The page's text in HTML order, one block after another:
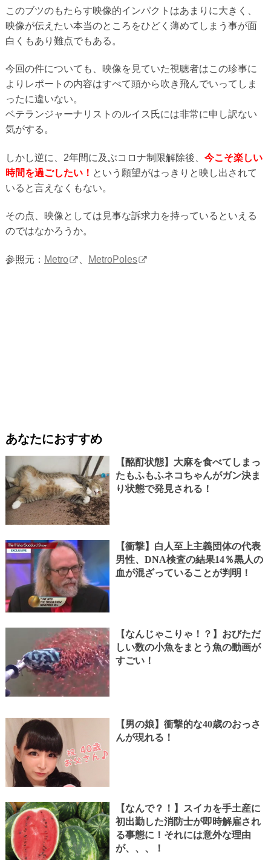
このブツのもたらす映像的インパクトはあまりに大きく、
映像が伝えたい本当のところをひどく薄めてしまう事が面
白くもあり難点でもある。
今回の件についても、映像を見ていた視聴者はこの珍事に
よりレポートの内容はすべて頭から吹き飛んでいってしま
ったに違いない。
ベテランジャーナリストのルイス氏には非常に申し訳ない
気がする。
しかし逆に、2年間に及ぶコロナ制限解除後、 今こそ楽しい
時間を過ごしたい！ という願望がはっきりと映し出されて
いると言えなくもない。
その点、映像としては見事な訴求力を持っているといえる
のではなかろうか。
参照元： Metro MetroPoles
あなたにおすすめ
【酩酊状態】大麻を食べてしまっ
たもふもふネコちゃんがガン決ま
り状態で発見される！
【衝撃】白人至上主義団体の代表
男性、DNA検査の結果14％黒人の
血が混ざっていることが判明！
【なんじゃこりゃ！？】おびただ
しい数の小魚をまとう魚の動画が
すごい！
【男の娘】衝撃的な40歳のおっさ
んが現れる！
【なんで？！】スイカを手土産に
初出勤した消防士が即時解雇され
る事態に！それには意外な理由
が、、、！